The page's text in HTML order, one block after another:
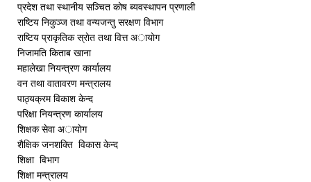
प्रदेश तथा स्थानीय सञ्चित कोष ब्यवस्थापन प्रणाली
राष्टिय निकुञ्ज तथा वन्यजन्तु स‌रक्षण विभाग
राष्टिय प्राकृतिक स्राेत तथा वित्त अायाेग
निजामति किताब खाना
महालेखा नियन्त्रण कार्यालय
वन तथा वातावरण मन्त्रालय
पाठ्यक्रम विकाश केन्द
परिक्षा नियन्त्रण कार्यालय
शिक्षक सेवा अायाेग
शैक्षिक जनशक्ति विकास केन्द
शिक्षा विभाग
शिक्षा मन्त्रालय